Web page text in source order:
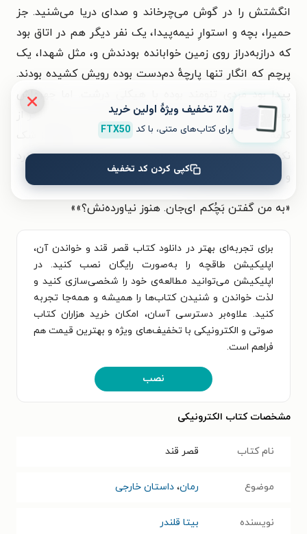
انگشتش را در گوش می‌چرخاند و صدای دریا می‌شنید. جز
حمیرا، بچه و استوارِ نیمه‌پیدا، یک نفر دیگر هم در اتاق بود
که درازبه‌دراز روی زمین خوابانده بودندش و، مثل شهدا، یک
پرچم که انگار تنها پارچهٔ دم‌دست بوده رویش کشیده بودند.
پیدا بود مردی تنومند بوده با هیکلی درشت. اما چهره‌اش
پوشیده بود. خونی که از سینه‌اش جوشیده بود جایی بالاتر از
کلمهٔ «اللهِ» روی پرچم را رنگ زده بود. حمیرا به هیچ‌چیز شک
نکرد، یا نمی‌خواست که شک کند. پس از کنار جنازه عبور کرد
و رفت سمت استوار.
«به من گفتن بَچُکم ای‌جان. هنوز نیاورده‌نش؟»»
برای تجربه‌ای بهتر در دانلود کتاب قصر قند و خواندن آن،
اپلیکیشن طاقچه را به‌صورت رایگان نصب کنید. در
اپلیکیشن می‌توانید مطالعه‌ی خود را شخصی‌سازی کنید و
لذت خواندن و شنیدن کتاب‌ها را همیشه و همه‌جا تجربه
کنید. علاوه‌بر دسترسی آسان، امکان خرید هزاران کتاب
صوتی و الکترونیکی با تخفیف‌های ویژه و بهترین قیمت هم
فراهم است.
نصب
مشخصات کتاب الکترونیکی
نام کتاب قصر قند
موضوع رمان، داستان خارجی
نویسنده بیتا قلندر
٪۵۰ تخفیف ویژۀ اولین خرید
برای کتاب‌های متنی، با کد FTX50
کپی کردن کد تخفیف